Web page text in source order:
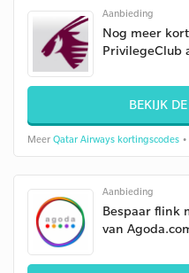
Aanbieding
Nog meer
PrivilegeClub
BEKIJK
Meer Qatar Airways kortingscodes
Aanbieding
Bespaar flink
van